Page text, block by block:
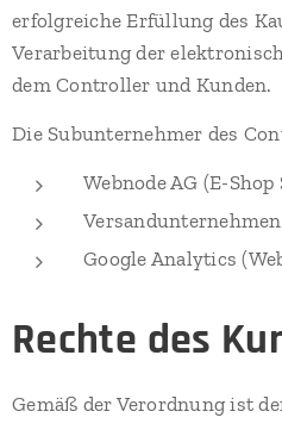
erfolgreiche Erfüllung des
Verarbeitung der
dem Controller und Kunden.
Die Subunternehmer des
Webnode AG (E-Shop
Google Analytics
Rechte des
Gemäß der Verordnung ist